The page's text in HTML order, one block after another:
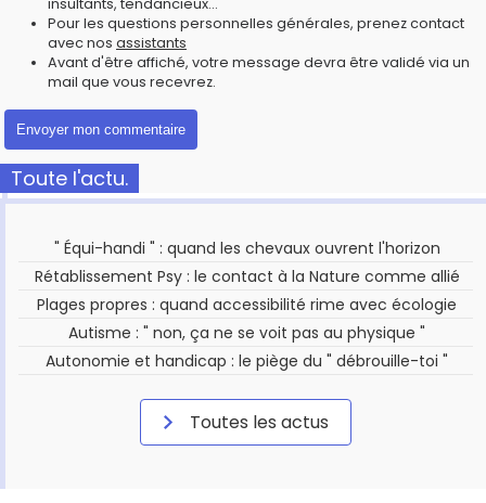
Pour les questions personnelles générales, prenez contact
avec nos assistants
Avant d'être affiché, votre message devra être validé via un
mail que vous recevrez.
Toute l'actu.
" Équi-handi " : quand les chevaux ouvrent l'horizon
Rétablissement Psy : le contact à la Nature comme allié
Plages propres : quand accessibilité rime avec écologie
Autisme : " non, ça ne se voit pas au physique "
Autonomie et handicap : le piège du " débrouille-toi "
Toutes les actus